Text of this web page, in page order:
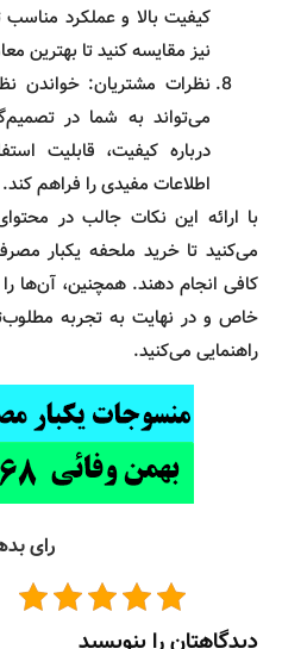
کیفیت بالا و عملکرد مناسب
نیز مقایسه کنید تا بهترین
نظرات مشتریان: خواندن
می‌تواند به شما در
درباره کیفیت، قابلیت
اطلاعات مفیدی را فراهم کند.
با ارائه این نکات جالب در
می‌کنید تا خرید ملحفه یکبار
کافی انجام دهند. همچنین، آن‌ها
خاص و در نهایت به تجربه
راهنمایی می‌کنید.
رای
دیدگاهتان را بنویسید